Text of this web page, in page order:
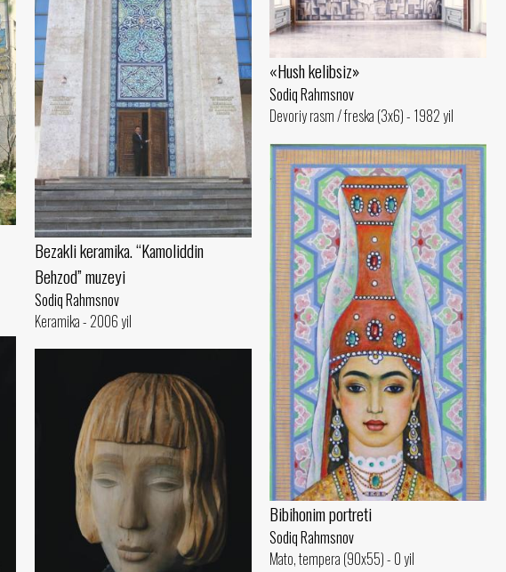
Bezakli keramika. “Kamoliddin
Behzod” muzeyi
Sodiq Rahmsnov
Keramika - 2006 yil
«Hush kelibsiz»
Sodiq Rahmsnov
Devoriy rasm / freska (3x6) - 1982 yil
Bibihonim portreti
Sodiq Rahmsnov
Mato, tempera (90x55) - 0 yil